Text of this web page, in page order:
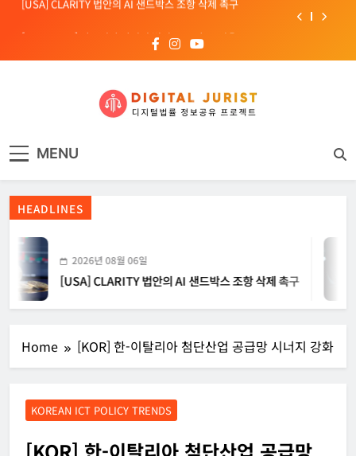
Skip
[소청백의 노동&사람] 삼성SDS 노동조합 설립을 바라보며
[USA] CLARITY 법안의 AI 샌드박스 조항 삭제 촉구
[INTERPOL] 아프리카 사이버 범죄 55%가 AI 이용
[소청백의 노동&사람] 삼성SDS 노동조합 설립을 바라보며
MENU
HEADLINES
2026년 08월 06일
[USA] CLARITY 법안의 AI 샌드박스 조항 삭제 촉구
Home [KOR] 한-이탈리아 첨단산업 공급망 시너지 강화
KOREAN ICT POLICY TRENDS